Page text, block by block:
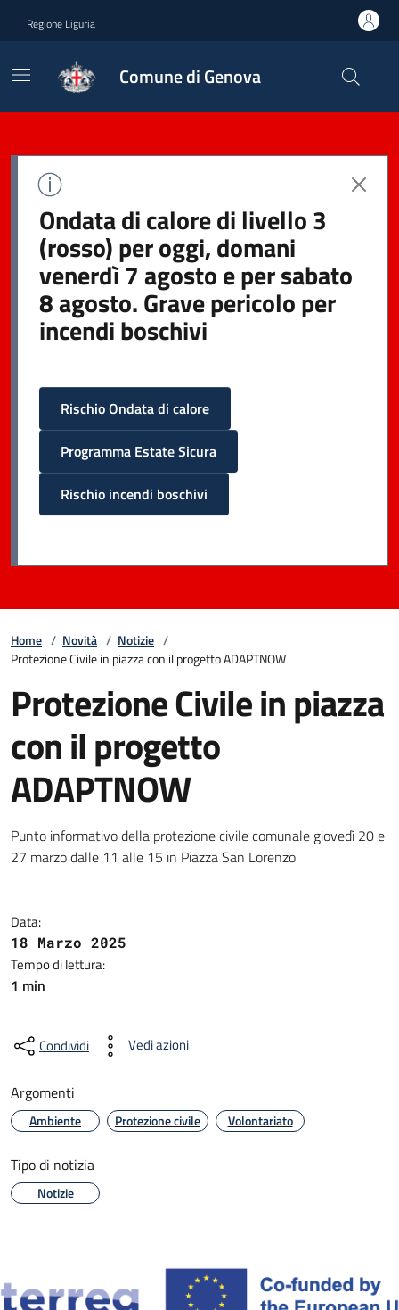
Regione Liguria
Comune di Genova
Ondata di calore di livello 3
(rosso) per oggi, domani
venerdì 7 agosto e per sabato
8 agosto. Grave pericolo per
incendi boschivi
Rischio Ondata di calore
Programma Estate Sicura
Rischio incendi boschivi
Home / Novità / Notizie /
Protezione Civile in piazza con il progetto ADAPTNOW
Protezione Civile in piazza
con il progetto
ADAPTNOW
Punto informativo della protezione civile comunale giovedì 20 e
27 marzo dalle 11 alle 15 in Piazza San Lorenzo
Data:
18 Marzo 2025
Tempo di lettura:
1 min
Condividi Vedi azioni
Argomenti
Ambiente Protezione civile Volontariato
Tipo di notizia
Notizie